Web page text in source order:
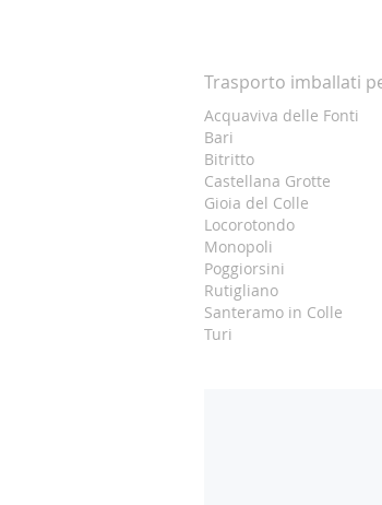
Trasporto imballati
Acquaviva delle Fonti
Bari
Bitritto
Castellana Grotte
Gioia del Colle
Locorotondo
Monopoli
Poggiorsini
Rutigliano
Santeramo in Colle
Turi